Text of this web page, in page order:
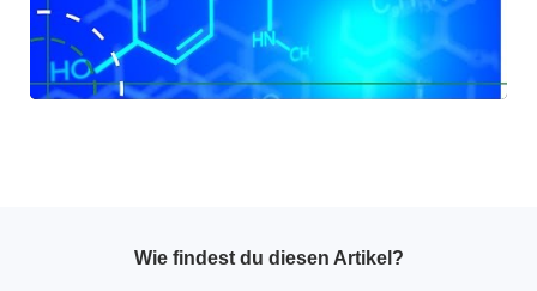
Wie findest du diesen Artikel?